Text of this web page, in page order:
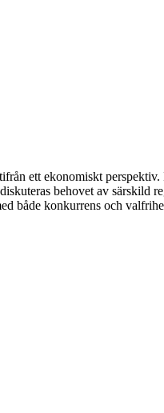
ett ekonomiskt
behovet av särskild
både konkurrens och